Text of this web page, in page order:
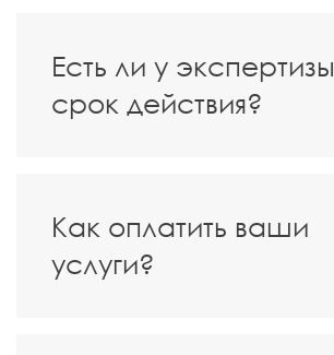
Есть ли у экспертизы
срок действия?
Как оплатить ваши
услуги?